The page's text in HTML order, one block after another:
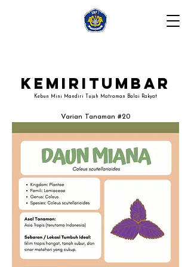
Kemiritumbar
Kebun Mini Mandiri Tujuh Matraman Balai Rakyat
Varian Tanaman #20